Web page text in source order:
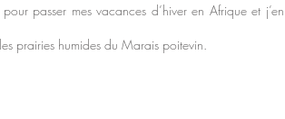
passer mes vacances d’hiver en Afrique et j’en
prairies humides du Marais poitevin.